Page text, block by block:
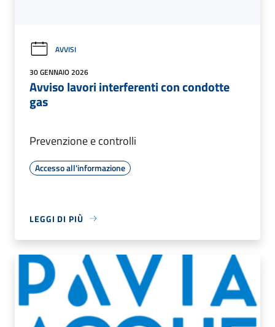
AVVISI
30 GENNAIO 2026
Avviso lavori interferenti con condotte
gas
Prevenzione e controlli
Accesso all'informazione
LEGGI DI PIÙ